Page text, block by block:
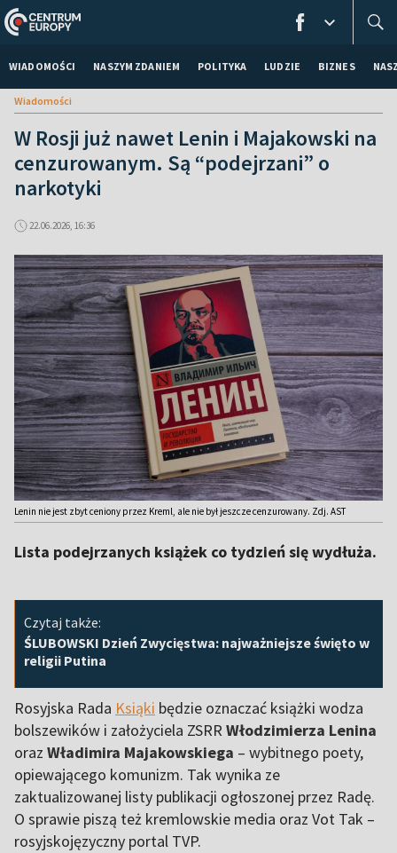
WIADOMOŚCI NASZYM ZDANIEM POLITYKA LUDZIE BIZNES
Wiadomości
W Rosji już nawet Lenin i Majakowski na
cenzurowanym. Są “podejrzani” o
narkotyki
22.06.2026, 16:36
Lenin nie jest zbyt ceniony przez Kreml, ale nie był jeszcze cenzurowany. Zdj. AST
Lista podejrzanych książek co tydzień się wydłuża.
Czytaj także:
ŚLUBOWSKI Dzień Zwycięstwa: najważniejsze święto w
religii Putina
Rosyjska Rada Ksiąki będzie oznaczać książki wodza
bolszewików i założyciela ZSRR Włodzimierza Lenina
oraz Władimira Majakowskiega – wybitnego poety,
opiewającego komunizm. Tak wynika ze
zaktualizowanej listy publikacji ogłoszonej przez Radę.
O sprawie piszą też kremlowskie media oraz Vot Tak –
rosyjskojęzyczny portal TVP.